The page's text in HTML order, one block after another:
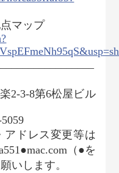
マップ
2-3-8第6松屋ビル
アドレス変更等は
（●を
いします。